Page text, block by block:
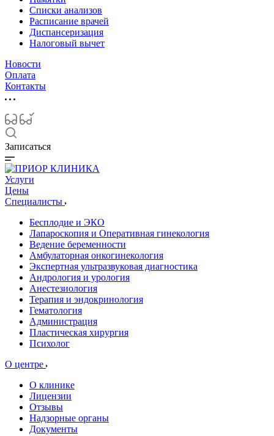
Списки анализов
Расписание врачей
Диспансеризация
Налоговый вычет
Новости
Оплата
Контакты
Записаться
Услуги
Цены
Специалисты
Бесплодие и ЭКО
Лапароскопия и Оперативная гинекология
Ведение беременности
Амбулаторная онкогинекология
Экспертная ультразвуковая диагностика
Андрология и урология
Анестезиология
Терапия и эндокринология
Гематология
Администрация
Пластическая хирургия
Психолог
О центре
О клинике
Лицензии
Отзывы
Надзорные органы
Документы